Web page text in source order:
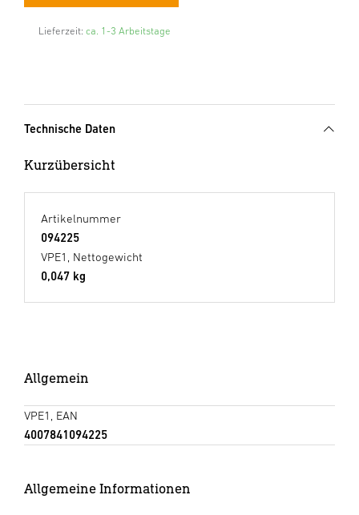
Lieferzeit: ca. 1-3 Arbeitstage
Technische Daten
Kurzübersicht
Artikelnummer
094225
VPE1, Nettogewicht
0,047 kg
Allgemein
VPE1, EAN
4007841094225
Allgemeine Informationen